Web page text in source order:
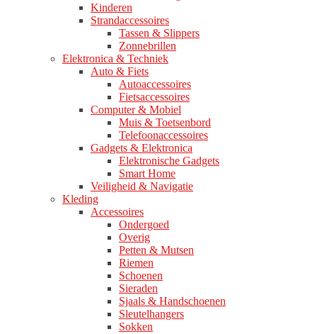
Kinderen
Strandaccessoires
Tassen & Slippers
Zonnebrillen
Elektronica & Techniek
Auto & Fiets
Autoaccessoires
Fietsaccessoires
Computer & Mobiel
Muis & Toetsenbord
Telefoonaccessoires
Gadgets & Elektronica
Elektronische Gadgets
Smart Home
Veiligheid & Navigatie
Kleding
Accessoires
Ondergoed
Overig
Petten & Mutsen
Riemen
Schoenen
Sieraden
Sjaals & Handschoenen
Sleutelhangers
Sokken